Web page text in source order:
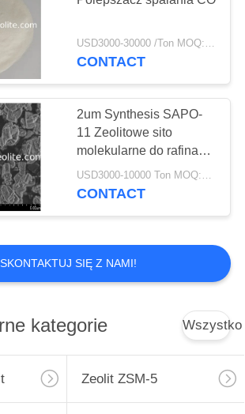
USD3000-30000 /Ton MOQ:1 KG
CONTACT
2um Synthesis SAPO-
11 Zeolitowe sito
molekularne do rafinacji
ropy naftowej
USD3000-10000 Ton MOQ:1 KG
CONTACT
SKONTAKTUJ SIĘ Z NAMI!
kategorie Wszystko
Zeolit ​​ZSM-5